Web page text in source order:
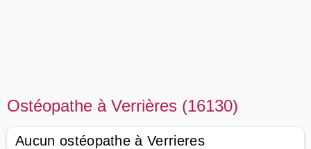
Ostéopathe à Verrières (16130)
Aucun ostéopathe à Verrieres